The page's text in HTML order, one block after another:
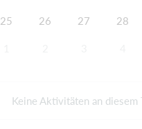
25 26 27 28
Keine Aktivitäten an diesem